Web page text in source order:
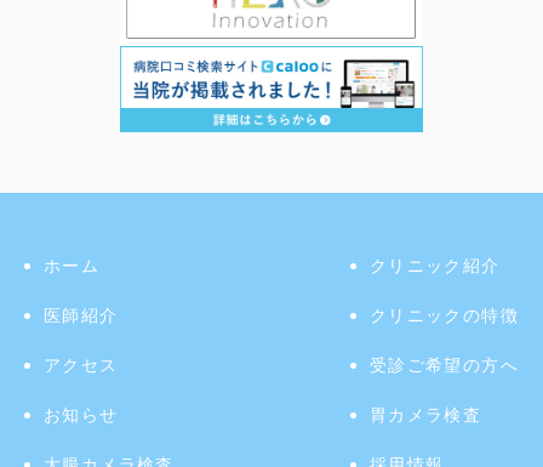
ホーム クリニック紹介
医師紹介 クリニックの特徴
アクセス 受診ご希望の方へ
お知らせ 胃カメラ検査